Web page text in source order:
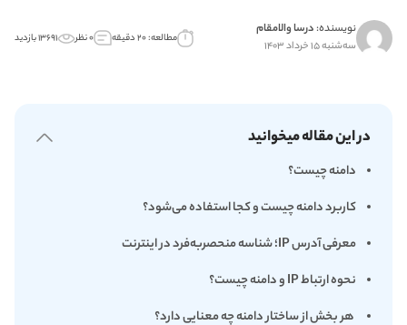
نویسنده: درسا والامقام
سه‌شنبه ۱۵ خرداد ۱۴۰۳ مطالعه: ۲۰ دقیقه ۰ نظر ۱۳۶۹۱ بازدید
در این مقاله میخوانید
دامنه چیست؟
کاربرد دامنه چیست و کجا استفاده می‌شود؟
معرفی آدرس IP؛ شناسه منحصر‌به‌فرد در اینترنت
نحوه ارتباط IP و دامنه چیست؟
هر بخش از ساختار دامنه چه معنایی دارد؟